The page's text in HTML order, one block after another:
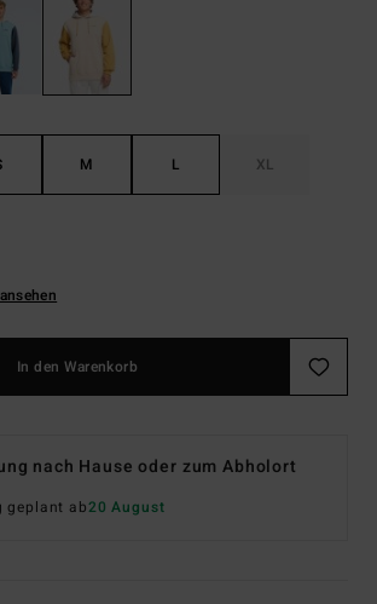
M L XL
In den Warenkorb
nach Hause oder zum Abholort
geplant ab20 August